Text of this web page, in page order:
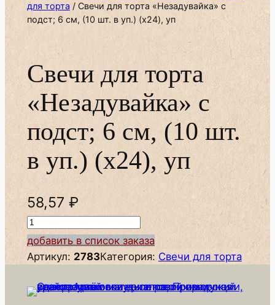
для торта / Свечи для торта «Незадувайка» с
подст; 6 см, (10 шт. в уп.) (х24), уп
Свечи для торта
«Незадувайка» с
подст; 6 см, (10 шт.
в уп.) (х24), уп
58,57 ₽
К
о
л
ч
добавить в список заказа
Артикул: 2783Категория: Свечи для торта